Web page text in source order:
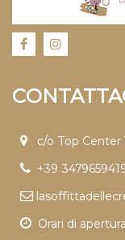
c/o Top Center
+39
Orari di